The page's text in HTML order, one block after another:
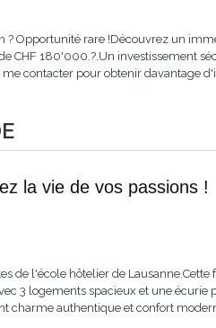
? Opportunité rare !Découvrez un
CHF 180'000.?.Un investissement
contacter pour obtenir davantage
la vie de vos passions !
de l'école hôtelier de
3 logements spacieux et une
charme authentique et confort